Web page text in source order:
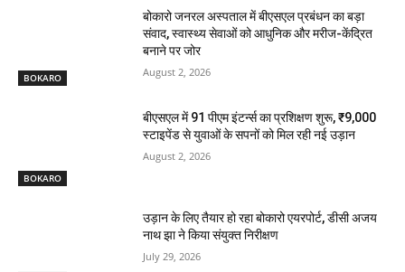
BOKARO
बोकारो जनरल अस्पताल में बीएसएल प्रबंधन का बड़ा
संवाद, स्वास्थ्य सेवाओं को आधुनिक और मरीज-केंद्रित
बनाने पर जोर
August 2, 2026
BOKARO
बीएसएल में 91 पीएम इंटर्न्स का प्रशिक्षण शुरू, ₹9,000
स्टाइपेंड से युवाओं के सपनों को मिल रही नई उड़ान
August 2, 2026
उड़ान के लिए तैयार हो रहा बोकारो एयरपोर्ट, डीसी अजय
नाथ झा ने किया संयुक्त निरीक्षण
July 29, 2026